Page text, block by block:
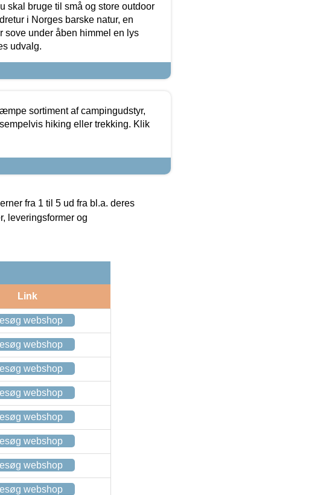
skal bruge til små og store outdoor
i Norges barske natur, en
sove under åben himmel en lys
udvalg.
sortiment af campingudstyr,
hiking eller trekking. Klik
fra 1 til 5 ud fra bl.a. deres
leveringsformer og
Link
webshop
webshop
webshop
webshop
webshop
webshop
webshop
webshop